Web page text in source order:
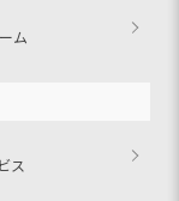
ム
ス